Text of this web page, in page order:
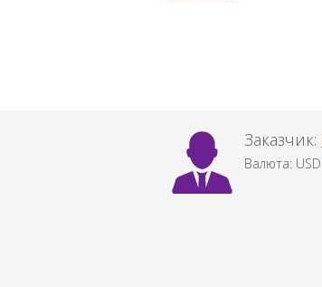
Заказчик:
Валюта: USD